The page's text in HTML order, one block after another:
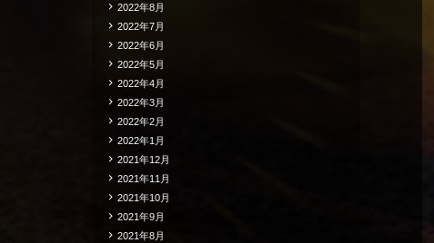
2022年8月
2022年7月
2022年6月
2022年5月
2022年4月
2022年3月
2022年2月
2022年1月
2021年12月
2021年11月
2021年10月
2021年9月
2021年8月